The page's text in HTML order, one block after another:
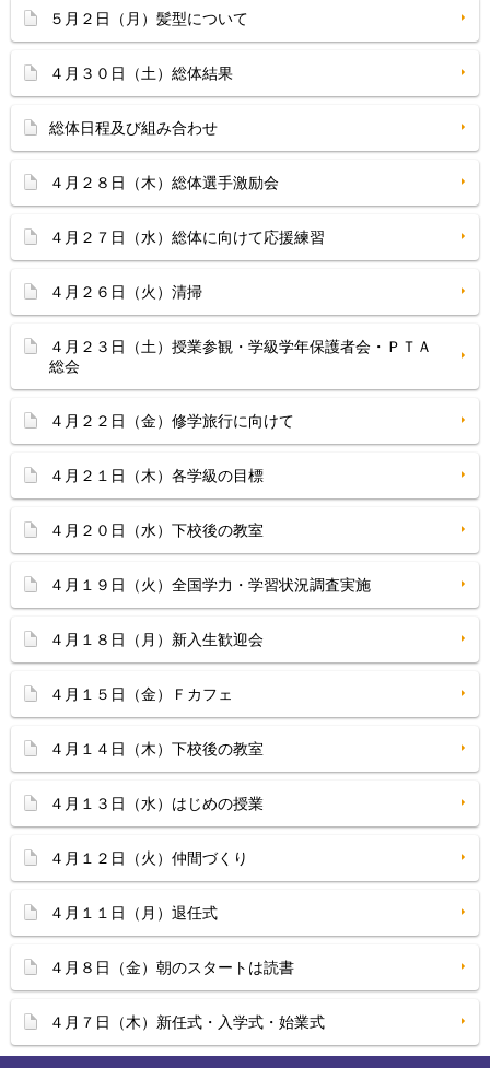
５月２日（月）髪型について
４月３０日（土）総体結果
総体日程及び組み合わせ
４月２８日（木）総体選手激励会
４月２７日（水）総体に向けて応援練習
４月２６日（火）清掃
４月２３日（土）授業参観・学級学年保護者会・ＰＴＡ
総会
４月２２日（金）修学旅行に向けて
４月２１日（木）各学級の目標
４月２０日（水）下校後の教室
４月１９日（火）全国学力・学習状況調査実施
４月１８日（月）新入生歓迎会
４月１５日（金）Ｆカフェ
４月１４日（木）下校後の教室
４月１３日（水）はじめの授業
４月１２日（火）仲間づくり
４月１１日（月）退任式
４月８日（金）朝のスタートは読書
４月７日（木）新任式・入学式・始業式